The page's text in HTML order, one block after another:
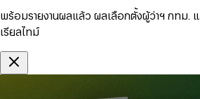
พร้อมรายงานผลแล้ว ผลเลือกตั้งผู้ว่าฯ กทม.
เรียลไทม์